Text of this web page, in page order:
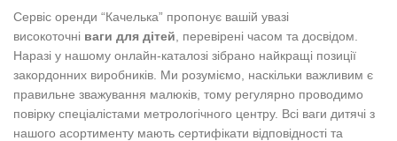
Сервіс оренди “Качелька” пропонує вашій увазі
високоточні ваги для дітей , перевірені часом та досвідом.
Наразі у нашому онлайн-каталозі зібрано найкращі позиції
закордонних виробників. Ми розуміємо, наскільки важливим є
правильне зважування малюків, тому регулярно проводимо
повірку спеціалістами метрологічного центру. Всі ваги дитячі з
нашого асортименту мають сертифікати відповідності та